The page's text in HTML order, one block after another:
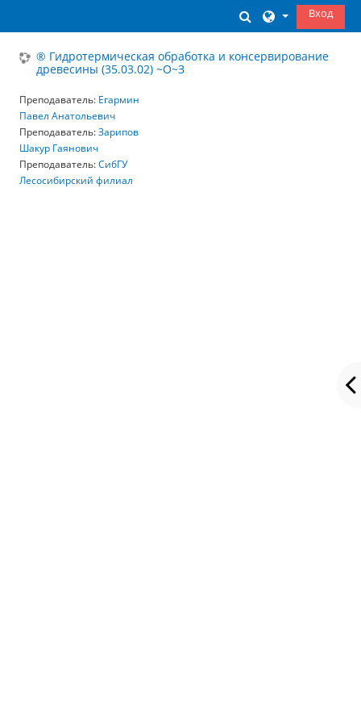
ИзменитьВход
® Гидротермическая обработка и консервирование
древесины (35.03.02) ~О~З
Преподаватель: Егармин
Павел Анатольевич
Преподаватель:Зарипов
Шакур Гаянович
Преподаватель:СибГУ
Лесосибирский филиал